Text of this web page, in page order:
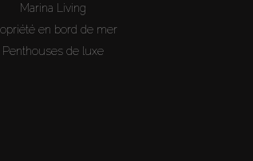
Marina Living
en bord de mer
Penthouses de luxe